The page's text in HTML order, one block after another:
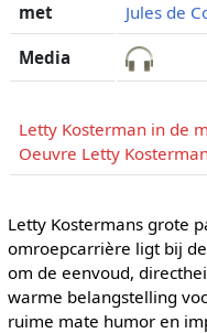
met
Jules de
Media
Letty Kosterman in de
Oeuvre Letty
Letty Kostermans grote
omroepcarrière ligt bij
om de eenvoud,
warme belangstelling
ruime mate humor en